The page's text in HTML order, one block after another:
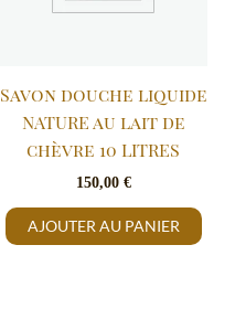
Savon douche liquide
NATURE au lait de
chèvre 10 LITRES
150,00 €
AJOUTER AU PANIER